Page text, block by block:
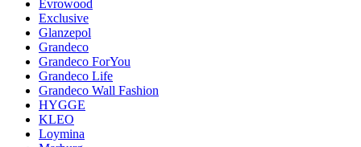
Evrowood
Exclusive
Glanzepol
Grandeco
Grandeco ForYou
Grandeco Life
Grandeco Wall Fashion
HYGGE
KLEO
Loymina